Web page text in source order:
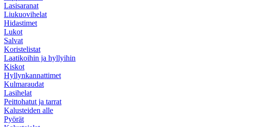
Lasisaranat
Liukuovihelat
Hidastimet
Lukot
Salvat
Koristelistat
Laatikoihin ja hyllyihin
Kiskot
Hyllynkannattimet
Kulmaraudat
Lasihelat
Peittohatut ja tarrat
Kalusteiden alle
Pyörät